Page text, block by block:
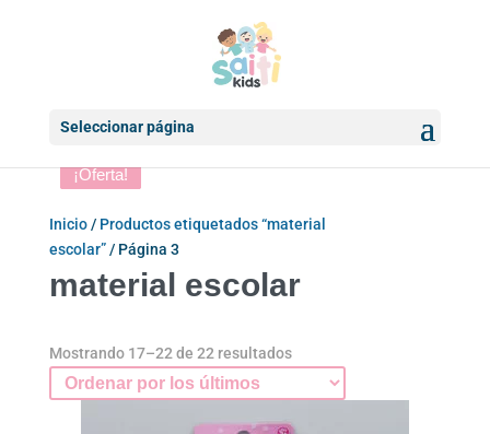
Seleccionar página
Inicio/ Productos etiquetados “material
escolar”/ Página 3
material escolar
Mostrando 17–22 de 22 resultadosOrdenado
los
últimos
¡Oferta!
¡Oferta!
¡Oferta!
¡Oferta!
¡Oferta!
¡Oferta!